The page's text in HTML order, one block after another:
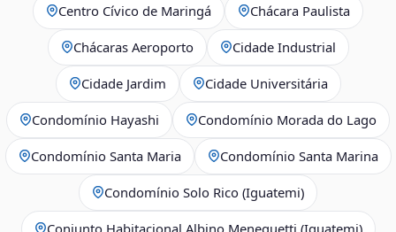
Centro Cívico de Maringá Chácara Paulista
Chácaras Aeroporto Cidade Industrial
Cidade Jardim Cidade Universitária
Condomínio Hayashi Condomínio Morada do Lago
Condomínio Santa Maria Condomínio Santa Marina
Condomínio Solo Rico (Iguatemi)
Conjunto Habitacional Albino Meneguetti (Iguatemi)